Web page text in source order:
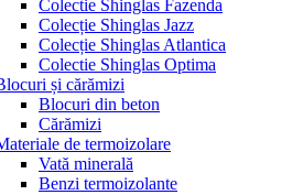
Colectie Shinglas Fazenda
Colecție Shinglas Jazz
Colecție Shinglas Atlantica
Colectie Shinglas Optima
și cărămizi
Blocuri din beton
Cărămizi
de termoizolare
Vată minerală
Benzi termoizolante